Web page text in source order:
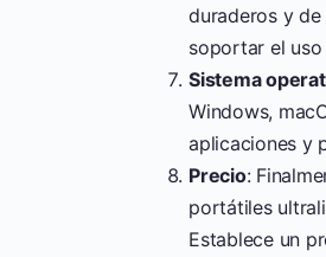
duraderos y
soportar el
Sistema
Windows,
aplicaciones y
Precio:
portátiles
Establece un